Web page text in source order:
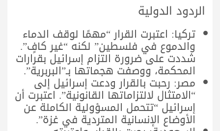
الردود الدولية
تركيا: اعتبرت القرار “مهمًا لوقف الدماء
والدموع في فلسطين” لكنه “غير كافٍ”.
شددت على ضرورة التزام إسرائيل بقرارات
المحكمة، ووصفت هجماتها بـ”البربرية”.
مصر: رحبت بالقرار ودعت إسرائيل إلى
“الامتثال لالتزاماتها القانونية”. اعتبرت أن
إسرائيل “تتحمل المسؤولية الكاملة عن
الأوضاع الإنسانية المتردية في غزة”.